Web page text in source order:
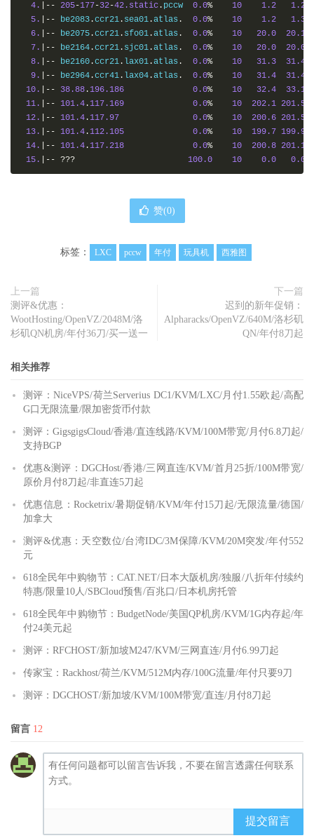
|
`|-- 183.192.160.3
18.|-- .                         70.0%    10  216.9 224.7
4. |-- 205-177-32-42.static . pccw 0.0% 10 1.2
1.2
5.
|-- be2083 .ccr21 . sea01 .atlas . 0.0% 10 1.2
1.3
6.
|-- be2075 .ccr21 . sfo01 .atlas . 0.0% 10 20.0
20.1
7.
|-- be2164 .ccr21 . sjc01 .atlas . 0.0% 10 20.0
20.0
8.
|-- be2160 .ccr21 . lax01 .atlas . 0.0% 10 31.3
31.4
9.
|-- be2964 .ccr41 . lax04 .atlas . 0.0% 10 31.4
31.4
10.
|-- 38.88 . 196.186 0.0% 10 32.4
33.1
11.
|-- 101.4 . 117.169 0.0% 10 202.1 201.5
12.
|-- 101.4 . 117.97 0.0% 10 200.6 201.5
13.
|-- 101.4 . 112.105 0.0% 10 199.7 199.9
14.
|-- 101.4 . 117.218 0.0% 10 200.8 201.1
15.
|-- ??? 100.0 10 0.0 0.0
赞(0)
标签： LXC pccw 年付 玩具机 西雅图
上一篇
测评&优惠：
WootHosting/OpenVZ/2048M/洛
杉矶QN机房/年付36刀/买一送一
下一篇
迟到的新年促销：
Alpharacks/OpenVZ/640M/洛杉矶
QN/年付8刀起
相关推荐
测评：NiceVPS/荷兰Serverius DC1/KVM/LXC/月付1.55欧起/高配
G口无限流量/限加密货币付款
测评：GigsgigsCloud/香港/直连线路/KVM/100M带宽/月付6.8刀起/
支持BGP
优惠&测评：DGCHost/香港/三网直连/KVM/首月25折/100M带宽/
原价月付8刀起/非直连5刀起
优惠信息：Rocketrix/暑期促销/KVM/年付15刀起/无限流量/德国/
加拿大
测评&优惠：天空数位/台湾IDC/3M保障/KVM/20M突发/年付552
元
618全民年中购物节：CAT.NET/日本大阪机房/独服/八折年付续约
特惠/限量10人/SBCloud预售/百兆口/日本机房托管
618全民年中购物节：BudgetNode/美国QP机房/KVM/1G内存起/年
付24美元起
测评：RFCHOST/新加坡M247/KVM/三网直连/月付6.99刀起
传家宝：Rackhost/荷兰/KVM/512M内存/100G流量/年付只要9刀
测评：DGCHOST/新加坡/KVM/100M带宽/直连/月付8刀起
留言 12
提交留言